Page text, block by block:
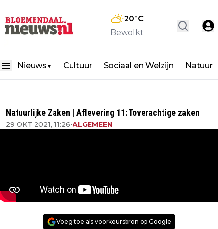
20°C
Bewolkt
Nieuws ▼ Cultuur Sociaal en Welzijn Natuur
Natuurlijke Zaken | Aflevering 11: Toverachtige zaken
29 OKT 2021, 11:26•ALGEMEEN
Voeg toe als voorkeursbron op Google